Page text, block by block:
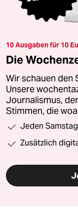
10 Ausgaben für 10
Die
Wir schauen den
Unsere
Journalismus,
Stimmen, die
Jeden
Zusätzlich